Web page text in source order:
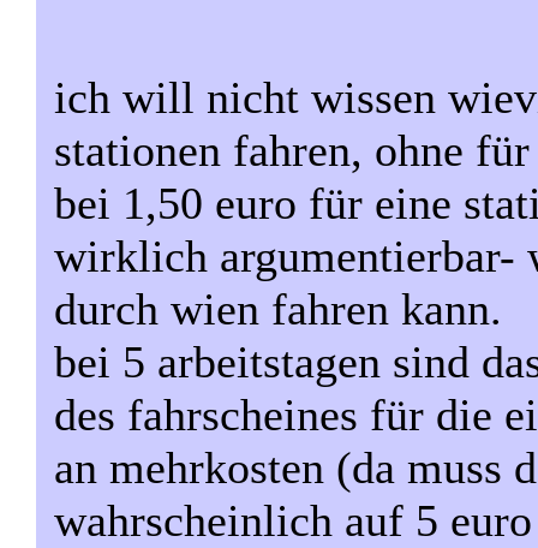
ich will nicht wissen
stationen fahren, ohne
bei 1,50 euro für eine
wirklich argumentierbar-
durch wien fahren kann.
bei 5 arbeitstagen sind
des fahrscheines für die
an mehrkosten (da muss
wahrscheinlich auf 5